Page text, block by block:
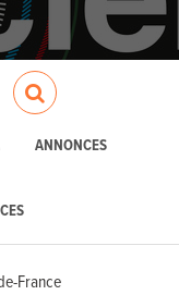
ANNONCES
France